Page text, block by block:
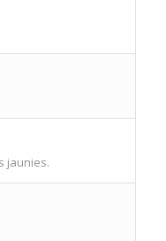
jaunies.